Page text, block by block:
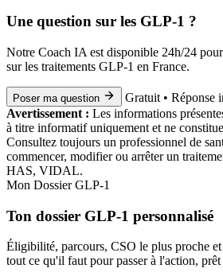
Une question sur les GLP-1 ?
Notre Coach IA est disponible 24h/24
sur les traitements GLP-1 en France.
Poser ma question
Gratuit • Réponse
Avertissement : Les informations
à titre informatif uniquement et ne
Consultez toujours un professionnel de
commencer, modifier ou arrêter un
HAS, VIDAL.
Mon Dossier GLP-1
Ton dossier GLP-1 personnalisé
Éligibilité, parcours, CSO le plus proche
tout ce qu'il faut pour passer à l'action,